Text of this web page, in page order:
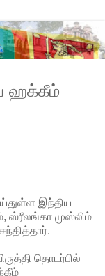
ஹக்கீம்
இந்திய
ஸ்ரீலங்கா முஸ்லிம்
தொடர்பில்